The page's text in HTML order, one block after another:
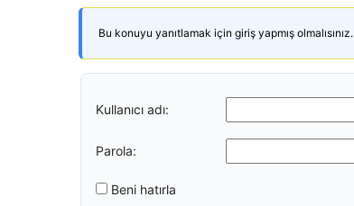
Bu konuyu yanıtlamak için giriş yapmış olmalısınız.
Kullanıcı adı:
Parola:
Beni hatırla